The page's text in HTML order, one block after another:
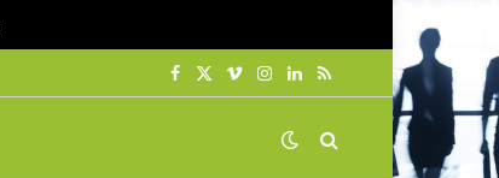
Facebook
X
VimeoInstagram
LinkedIn
RSS